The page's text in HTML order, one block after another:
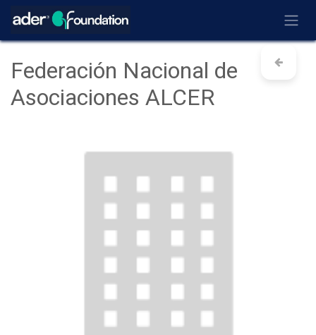
Ir al contenido
Federación Nacional de
Asociaciones ALCER